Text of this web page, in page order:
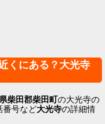
くにある？大光寺
柴田郡柴田町の大光寺の
番号など大光寺の詳細情